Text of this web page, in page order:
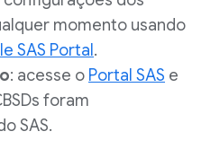
momento usando
SAS Portal .
: acesse o Portal SAS e
foram
SAS.